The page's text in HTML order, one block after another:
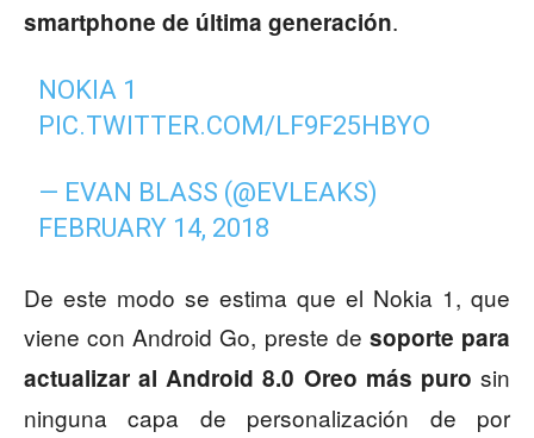
smartphone de última generación.
NOKIA 1
PIC.TWITTER.COM/LF9F25HBYO
— EVAN BLASS (@EVLEAKS)
FEBRUARY 14, 2018
De este modo se estima que el Nokia 1, que
viene con Android Go, preste de soporte para
actualizar al Android 8.0 Oreo más puro sin
ninguna capa de personalización de por